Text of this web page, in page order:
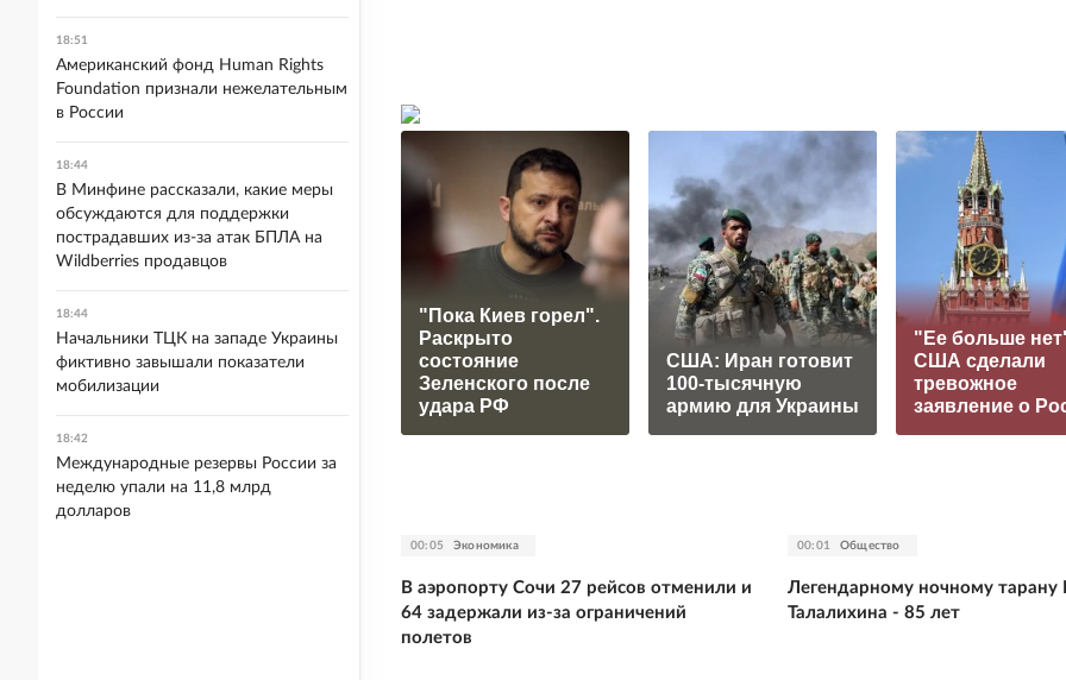
"Пока Киев горел".
Раскрыто
состояние
Зеленского после
удара РФ
США: Иран готовит
100-тысячную
армию для Украины
"Ее больше
США сделали
тревожное
заявление о
00:05 Экономика
В аэропорту Сочи 27 рейсов отменили и
64 задержали из-за ограничений
полетов
00:01 Общество
Легендарному ночному тарану
Талалихина - 85 лет
18:51
Американский фонд Human Rights
Foundation признали нежелательным
в России
18:44
В Минфине рассказали, какие меры
обсуждаются для поддержки
пострадавших из-за атак БПЛА на
Wildberries продавцов
18:44
Начальники ТЦК на западе Украины
фиктивно завышали показатели
мобилизации
18:42
Международные резервы России за
неделю упали на 11,8 млрд
долларов